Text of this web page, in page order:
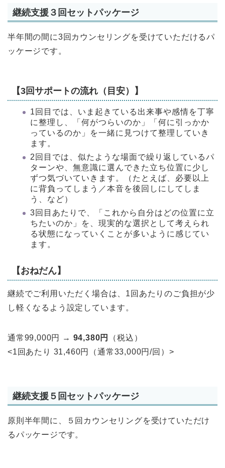
継続支援３回セットパッケージ
半年間の間に3回カウンセリングを受けていただけるパ
ッケージです。
【3回サポートの流れ（目安）】
1回目では、いま起きている出来事や感情を丁寧
に整理し、「何がつらいのか」「何に引っかか
っているのか」を一緒に見つけて整理していき
ます。
2回目では、似たような場面で繰り返しているパ
ターンや、無意識に選んできた立ち位置に少し
ずつ気づいていきます。（たとえば、必要以上
に背負ってしまう／本音を後回しにしてしま
う、など）
3回目あたりで、「これから自分はどの位置に立
ちたいのか」を、現実的な選択として考えられ
る状態になっていくことが多いように感じてい
ます。
【おねだん】
継続でご利用いただく場合は、1回あたりのご負担が少
し軽くなるよう設定しています。
通常99,000円 → 94,380円
（税込）
<1回あたり 31,460円（通常33,000円/回）>
継続支援５回セットパッケージ
原則半年間に、５回カウンセリングを受けていただけ
るパッケージです。